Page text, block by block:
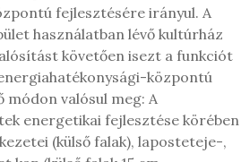
fejlesztésére irányul. A
használatban lévő kultúrház
követően isezt a funkciót
központú
valósul meg: A
energetikai fejlesztése körében
(külső falak), laposteteje-,